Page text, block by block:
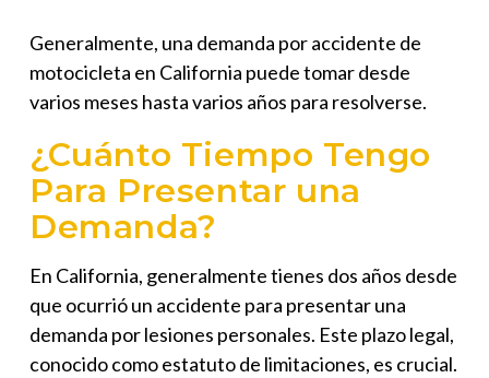
Generalmente, una demanda por accidente de
motocicleta en California puede tomar desde
varios meses hasta varios años para resolverse.
¿Cuánto Tiempo Tengo
Para Presentar una
Demanda?
En California, generalmente tienes dos años desde
que ocurrió un accidente para presentar una
demanda por lesiones personales. Este plazo legal,
conocido como estatuto de limitaciones, es crucial.